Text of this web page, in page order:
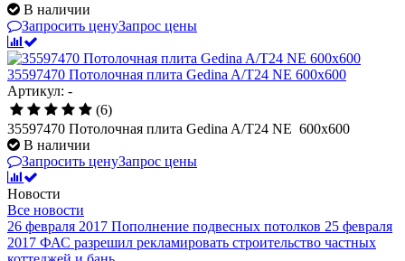
В наличии
Запросить ценуЗапрос цены
35597470 Потолочная плита Gedina A/T24 NE 600x600
Артикул: -
(6)
35597470 Потолочная плита Gedina A/T24 NE 600x600
В наличии
Запросить ценуЗапрос цены
Новости
Все новости
26 февраля 2017 Пополнение подвесных потолков 25 февраля
2017 ФАС разрешил рекламировать строительство частных